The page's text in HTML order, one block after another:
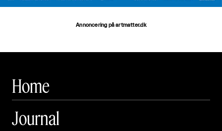
Annoncering på artmatter.dk
Home
Journal